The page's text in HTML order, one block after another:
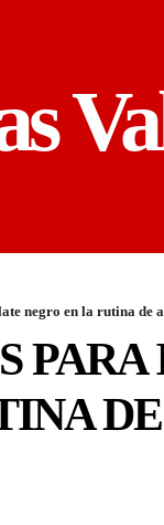
negro en la rutina de